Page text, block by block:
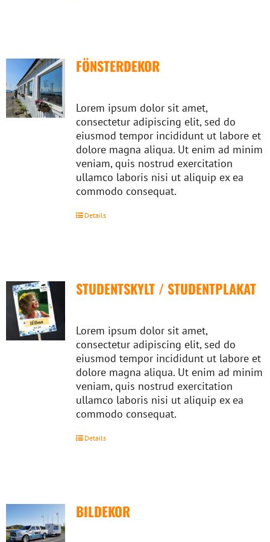
FÖNSTERDEKOR
Lorem ipsum dolor sit amet,
consectetur adipiscing elit, sed do
eiusmod tempor incididunt ut labore et
dolore magna aliqua. Ut enim ad minim
veniam, quis nostrud exercitation
ullamco laboris nisi ut aliquip ex ea
commodo consequat.
Details
STUDENTSKYLT / STUDENTPLAKAT
Lorem ipsum dolor sit amet,
consectetur adipiscing elit, sed do
eiusmod tempor incididunt ut labore et
dolore magna aliqua. Ut enim ad minim
veniam, quis nostrud exercitation
ullamco laboris nisi ut aliquip ex ea
commodo consequat.
Details
BILDEKOR